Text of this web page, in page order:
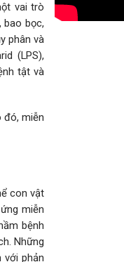
vai trò
bao bọc,
phân và
(LPS),
tật và
đó, miễn
con vật
miễn
bệnh
Những
với phản